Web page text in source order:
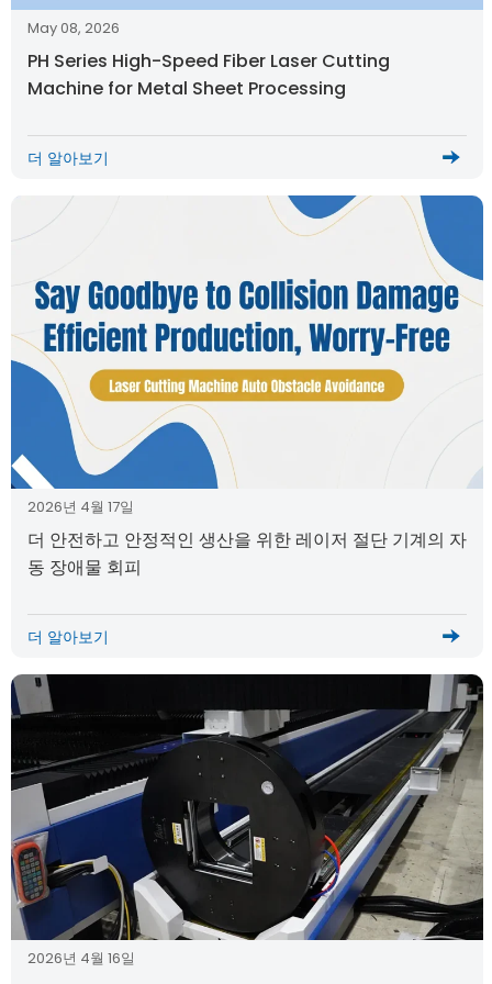
May 08, 2026
PH Series High-Speed Fiber Laser Cutting
Machine for Metal Sheet Processing
더 알아보기
2026년 4월 17일
더 안전하고 안정적인 생산을 위한 레이저 절단 기계의 자
동 장애물 회피
더 알아보기
2026년 4월 16일